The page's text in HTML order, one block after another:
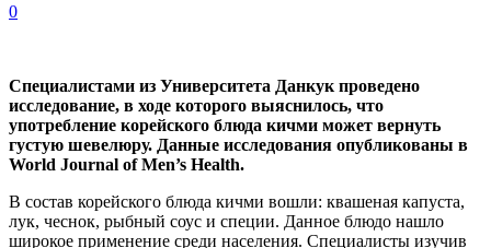
0
Специалистами из Университета Данкук проведено
исследование, в ходе которого выяснилось, что
употребление корейского блюда кичми может вернуть
густую шевелюру. Данные исследования опубликованы в
World Journal of Men’s Health.
В состав корейского блюда кичми вошли: квашеная капуста,
лук, чеснок, рыбный соус и специи. Данное блюдо нашло
широкое применение среди населения. Специалисты изучив